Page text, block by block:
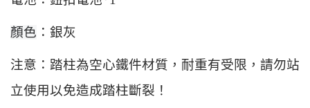
顏色 ：銀灰
注意：踏柱為空心鐵件材質，耐重有受限，請勿站
立使用以免造成踏柱斷裂！